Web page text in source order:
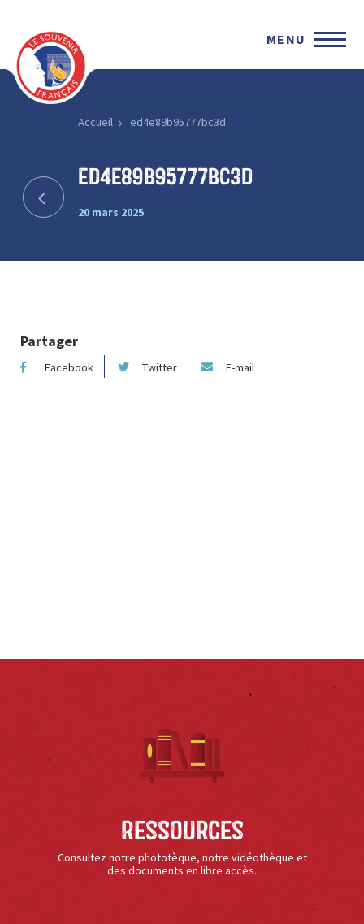
MENU
Accueil ed4e89b95777bc3d
ed4e89b95777bc3d
20 mars 2025
Partager
Facebook Twitter E-mail
Ressources
Consultez notre phototèque, notre vidéothèque et
des documents en libre accès.